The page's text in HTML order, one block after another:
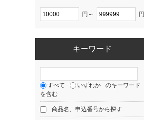
円～ 円
キーワード
すべて いずれか
のキーワード
を含む
商品名、申込番号から探す